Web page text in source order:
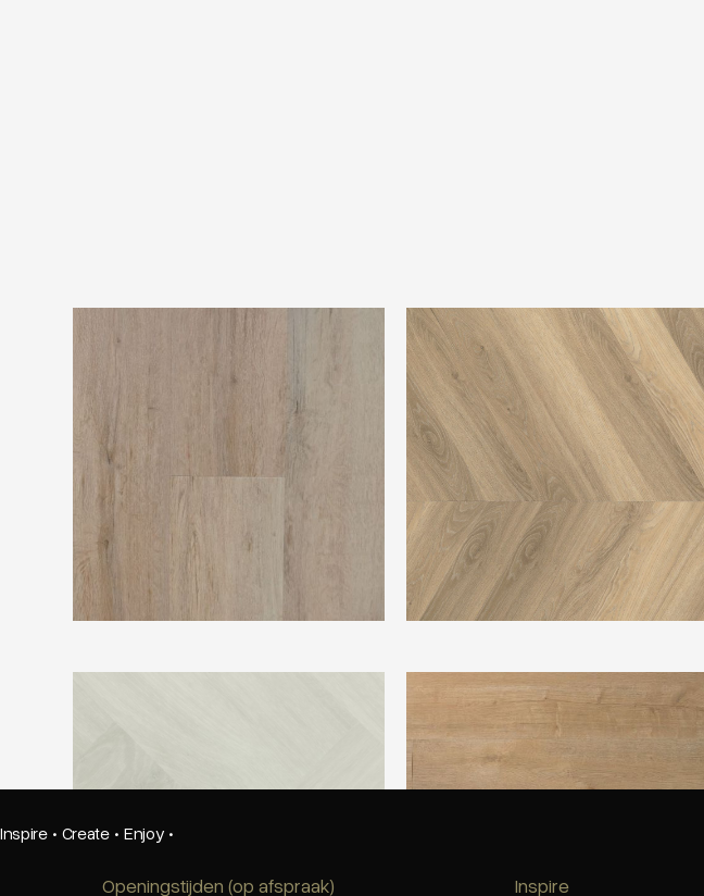
Ambiant Spigato Hongaarse Punt Beige
Douwes Dekker Plank Wafel PVC
Inspire · Create · Enjoy ·
Openingstijden (op afspraak) Inspire